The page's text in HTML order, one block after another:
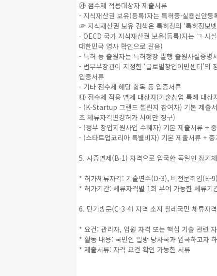
㉮ 점수제 적용대상자 제출서류
- 지식재산권 보유(등록)자는 특허증·실용신안등
☞ 지식재산권 보유 검색은 특허청의 ‘특허
- OECD 국가 지식재산권 보유(등록)자는 그 사
대한민국 영사 확인으로 갈음)
- 특허 등 출원자는 특허청장 발행 출원사실증명
- 법무부장관이 지정한 ‘글로벌창업이민센터’
입증서류
- 기타 점수제 해당 항목 등 입증서류
㉯ 점수제 적용 면제 대상자(기술창업 특례 대상
- (K-Startup 그랜드 챌린지 참여자) 기본 제출
초 체류자격변경허가 시에만 징구)
- (정부 창업지원사업 수혜자) 기본 제출서류 +
- (스타트업코리아 특별비자) 기본 제출서류 +
5. 사증면제(B-1) 자격으로 입국한 독일인 장기
* 허가체류자격: 기술연수(D-3), 비전문취업(E-
* 허가기간: 체류자격별 1회 부여 가능한 체류기
6. 단기방문(C-3-4) 자격 소지 칠레국민 체류자
* 요건: 관리자, 임원 자격 또는 핵심 기술 관련
* 활동 내용: 국민인 일방 당사국과 입국하고자
* 제출서류: 자격 요건 확인 가능한 서류